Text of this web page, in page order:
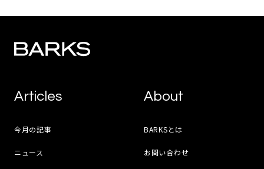
Articles
今月の記事
ニュース
About
BARKSとは
お問い合わせ